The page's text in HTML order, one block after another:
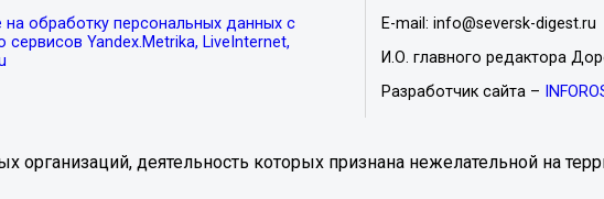
на обработку персональных данных с
Yandex.Metrika, LiveInternet,
E-mail: info@seversk-digest.ru
И.О. главного редактора
Разработчик сайта –
деятельность которых признана нежелательной на